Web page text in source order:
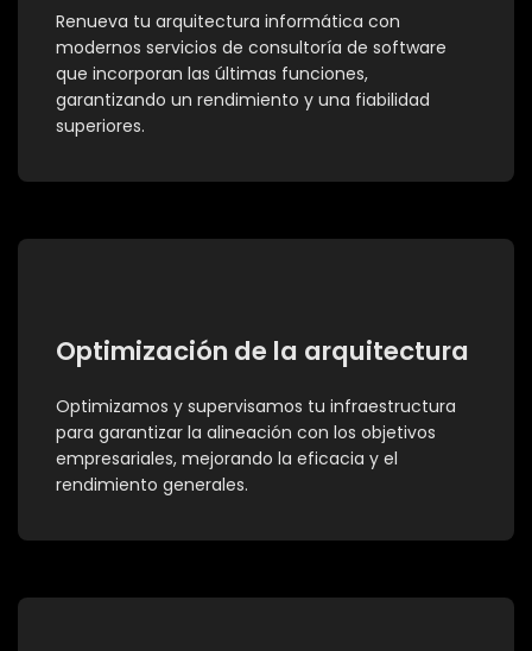
Renueva tu arquitectura informática con
modernos servicios de consultoría de software
que incorporan las últimas funciones,
garantizando un rendimiento y una fiabilidad
superiores.
Optimización de la arquitectura
Optimizamos y supervisamos tu infraestructura
para garantizar la alineación con los objetivos
empresariales, mejorando la eficacia y el
rendimiento generales.